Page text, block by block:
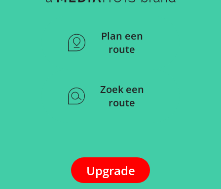
Plan een
route
Zoek een
route
Upgrade